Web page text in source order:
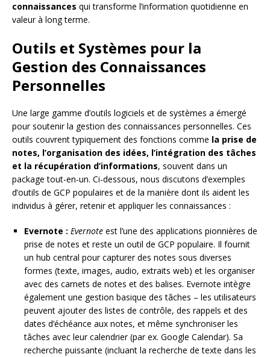
connaissances qui transforme l’information quotidienne en
valeur à long terme.
Outils et Systèmes pour la
Gestion des Connaissances
Personnelles
Une large gamme d’outils logiciels et de systèmes a émergé
pour soutenir la gestion des connaissances personnelles. Ces
outils couvrent typiquement des fonctions comme la prise de
notes, l’organisation des idées, l’intégration des tâches
et la récupération d’informations, souvent dans un
package tout-en-un. Ci-dessous, nous discutons d’exemples
d’outils de GCP populaires et de la manière dont ils aident les
individus à gérer, retenir et appliquer les connaissances :
Evernote : Evernote est l’une des applications pionnières de
prise de notes et reste un outil de GCP populaire. Il fournit
un hub central pour capturer des notes sous diverses
formes (texte, images, audio, extraits web) et les organiser
avec des carnets de notes et des balises. Evernote intègre
également une gestion basique des tâches – les utilisateurs
peuvent ajouter des listes de contrôle, des rappels et des
dates d’échéance aux notes, et même synchroniser les
tâches avec leur calendrier (par ex. Google Calendar). Sa
recherche puissante (incluant la recherche de texte dans les